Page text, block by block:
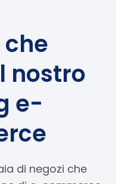
nostro
e-
di negozi che